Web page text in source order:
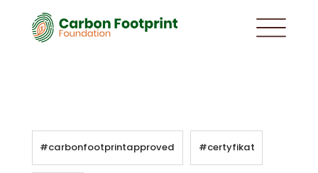
#carbonfootprintapproved #certyfikat